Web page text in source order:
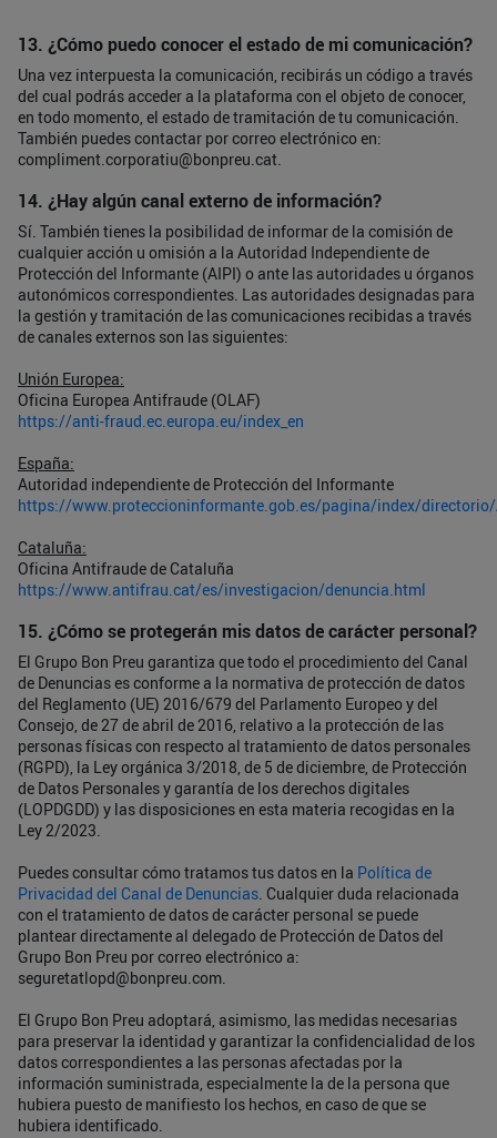
13. ¿Cómo puedo conocer el estado de mi comunicación?
Una vez interpuesta la comunicación, recibirás un código a través
del cual podrás acceder a la plataforma con el objeto de conocer,
en todo momento, el estado de tramitación de tu comunicación.
También puedes contactar por correo electrónico en:
compliment.corporatiu@bonpreu.cat.
14. ¿Hay algún canal externo de información?
Sí. También tienes la posibilidad de informar de la comisión de
cualquier acción u omisión a la Autoridad Independiente de
Protección del Informante (AIPI) o ante las autoridades u órganos
autonómicos correspondientes. Las autoridades designadas para
la gestión y tramitación de las comunicaciones recibidas a través
de canales externos son las siguientes:
Unión Europea:
Oficina Europea Antifraude (OLAF)
https://anti-fraud.ec.europa.eu/index_en
España:
Autoridad independiente de Protección del Informante
https://www.proteccioninformante.gob.es/pagina/index/
Cataluña:
Oficina Antifraude de Cataluña
https://www.antifrau.cat/es/investigacion/denuncia.html
15. ¿Cómo se protegerán mis datos de carácter personal?
El Grupo Bon Preu garantiza que todo el procedimiento del Canal
de Denuncias es conforme a la normativa de protección de datos
del Reglamento (UE) 2016/679 del Parlamento Europeo y del
Consejo, de 27 de abril de 2016, relativo a la protección de las
personas físicas con respecto al tratamiento de datos personales
(RGPD), la Ley orgánica 3/2018, de 5 de diciembre, de Protección
de Datos Personales y garantía de los derechos digitales
(LOPDGDD) y las disposiciones en esta materia recogidas en la
Ley 2/2023.
Puedes consultar cómo tratamos tus datos en la Política de
Privacidad del Canal de Denuncias. Cualquier duda relacionada
con el tratamiento de datos de carácter personal se puede
plantear directamente al delegado de Protección de Datos del
Grupo Bon Preu por correo electrónico a:
seguretatlopd@bonpreu.com.
El Grupo Bon Preu adoptará, asimismo, las medidas necesarias
para preservar la identidad y garantizar la confidencialidad de los
datos correspondientes a las personas afectadas por la
información suministrada, especialmente la de la persona que
hubiera puesto de manifiesto los hechos, en caso de que se
hubiera identificado.